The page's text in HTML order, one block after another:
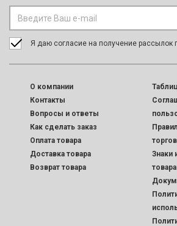
Я даю согласие на получение рассылок
O компании
Контакты
Вопросы и ответы
Как сделать заказ
Оплата товара
Доставка товара
Возврат товара
Знаки